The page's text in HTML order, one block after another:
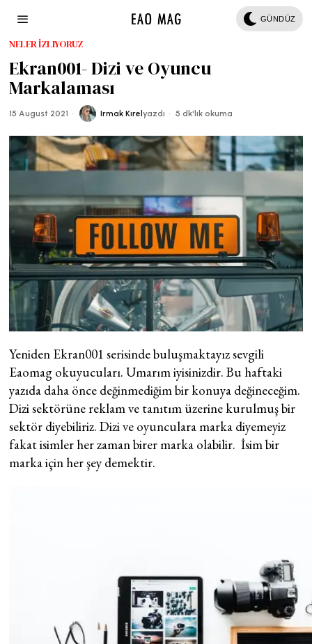
GÜNDÜZ
NELER İZLIYORUZ
Ekran001- Dizi ve Oyuncu
Markalaması
15 August 2021 Irmak Kırelyazdı 5 dk'lık okuma
Yeniden Ekran001 serisinde buluşmaktayız sevgili
Eaomag okuyucuları. Umarım iyisinizdir. Bu haftaki
yazıda daha önce değinmediğim bir konuya değineceğim.
Dizi sektörüne reklam ve tanıtım üzerine kurulmuş bir
sektör diyebiliriz. Dizi ve oyunculara marka diyemeyiz
fakat isimler her zaman birer marka olabilir. İsim bir
marka için her şey demektir.